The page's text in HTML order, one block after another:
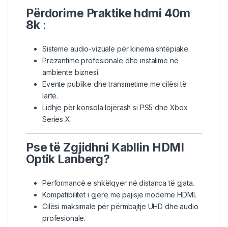
Përdorime Praktike hdmi 40m
8k :
Sisteme audio-vizuale për kinema shtëpiake.
Prezantime profesionale dhe instalime në
ambiente biznesi.
Evente publike dhe transmetime me cilësi të
lartë.
Lidhje për konsola lojërash si PS5 dhe Xbox
Series X.
Pse të Zgjidhni Kabllin HDMI
Optik Lanberg?
Performancë e shkëlqyer në distanca të gjata.
Kompatibilitet i gjerë me pajisje moderne HDMI.
Cilësi maksimale për përmbajtje UHD dhe audio
profesionale.